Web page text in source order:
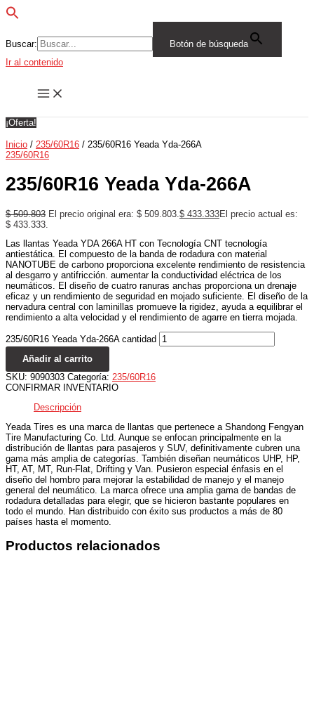
Buscar:
Botón de búsqueda
Ir al contenido
¡Oferta!
Inicio / 235/60R16 / 235/60R16 Yeada Yda-266A
235/60R16
235/60R16 Yeada Yda-266A
$509.803 El precio original era: $ 509.803. $ 433.333El precio actual es:
$ 433.333.
Las llantas Yeada YDA 266A HT con Tecnología CNT tecnología
antiestática. El compuesto de la banda de rodadura con material
NANOTUBE de carbono proporciona excelente rendimiento de resistencia
al desgarro y antifricción. aumentar la conductividad eléctrica de los
neumáticos. El diseño de cuatro ranuras anchas proporciona un drenaje
eficaz y un rendimiento de seguridad en mojado suficiente. El diseño de la
nervadura central con laminillas promueve la rigidez, ayuda a equilibrar el
rendimiento a alta velocidad y el rendimiento de agarre en tierra mojada.
235/60R16 Yeada Yda-266A cantidad
Añadir al carrito
SKU: 9090303 Categoría: 235/60R16
CONFIRMAR INVENTARIO
Descripción
Yeada Tires es una marca de llantas que pertenece a Shandong Fengyan
Tire Manufacturing Co. Ltd. Aunque se enfocan principalmente en la
distribución de llantas para pasajeros y SUV, definitivamente cubren una
gama más amplia de categorías. También diseñan neumáticos UHP, HP,
HT, AT, MT, Run-Flat, Drifting y Van. Pusieron especial énfasis en el
diseño del hombro para mejorar la estabilidad de manejo y el manejo
general del neumático. La marca ofrece una amplia gama de bandas de
rodadura detalladas para elegir, que se hicieron bastante populares en
todo el mundo. Han distribuido con éxito sus productos a más de 80
países hasta el momento.
Productos relacionados